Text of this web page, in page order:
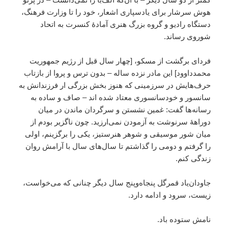
هوش سرشار برای یادسپاری اشعار، خود را تا وزارت فرهنگ،
دستگاه رادیو و گروه بزرگ هنری آمادۀ کنسرت به اتحاد
شوروی رساند.
فردای برگشت از مسکو، [چهار سال قبل از رژیم جمهوریت
محمدداوود] این مادر نزده ساله – بدون ترس و پروا از بازتاب
حرف‌هایش در سرزمینی که هنوز بخش بزرگی ار فرزندانش به
سانسور و خودسانسوری معتاد شده اند – صاف و ساده به
رسانه‌ها گفت: غمین نشستن و سرگردان ماندن در میان
دوراهۀ سرنوشت به آزمودن نمی‌ارزید. چون ناگزیر بودم از
میان شور موسیقی و شوهر هنرستیز، یکی را برگزینم، اولی
را گرفتم و دومی را گذاشتم تا سال‌های سال با آرامش روان
زندگی کنم.
جاودان‌یاد قمرگل پنجاه‌وپنج سال دیگر چنانی که می‌خواست،
زیست، سرود و ادامه دارد.
نامش ستوده باد.